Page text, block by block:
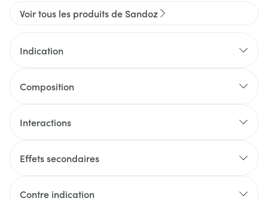
Voir tous les produits de Sandoz
Indication
Composition
Interactions
Effets secondaires
Contre indication